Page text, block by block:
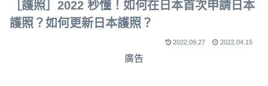
［護照］2022 秒懂！如何在日本首次申請日本
護照？如何更新日本護照？
2022.09.27 2022.04.15
廣告